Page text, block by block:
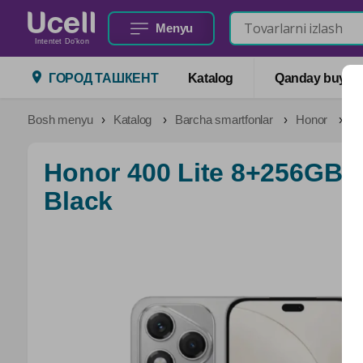
Intentet Do'kon
Menyu
ГОРОД ТАШКЕНТ Katalog Qanday
Bosh menyu Katalog Barcha smartfonlar Honor
Honor 400 Lite 8+256GB
Black